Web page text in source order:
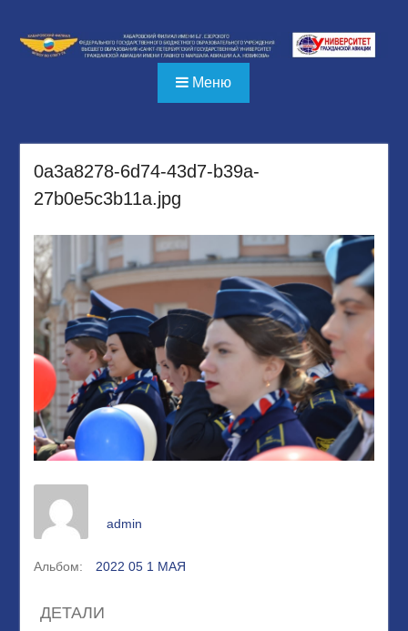
содержимому
Меню
0a3a8278-6d74-43d7-b39a-
27b0e5c3b11a.jpg
admin
Альбом: 2022 05 1 МАЯ
ДЕТАЛИ